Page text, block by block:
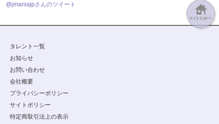
@jmaniajpさんのツイート
タレント一覧
お知らせ
お問い合わせ
会社概要
プライバシーポリシー
サイトポリシー
特定商取引法上の表示